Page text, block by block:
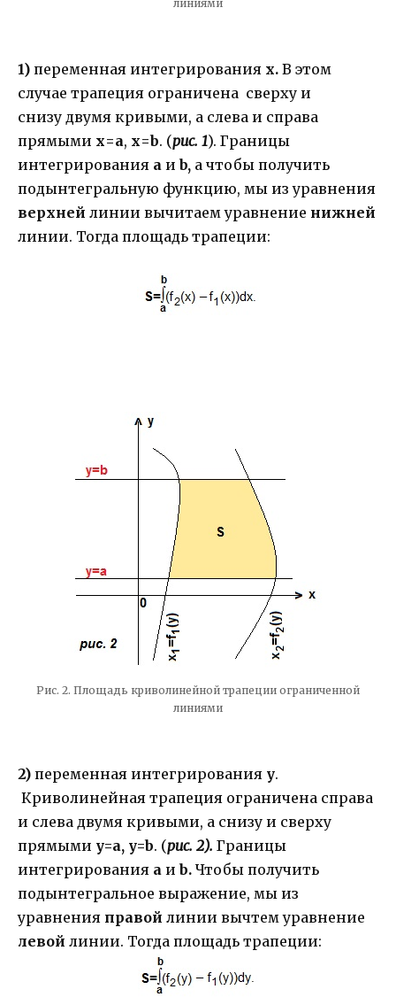
линиями
1) переменная интегрирования х. В этом
случае трапеция ограничена сверху и
снизу двумя кривыми, а слева и справа
прямыми х=а, х=b. (рис. 1). Границы
интегрирования a иb, а чтобы получить
подынтегральную функцию, мы из уравнения
верхней линии вычитаем уравнение нижней
линии. Тогда площадь трапеции:
Рис. 2. Площадь криволинейной трапеции ограниченной
линиями
2) переменная интегрирования у.
Криволинейная трапеция ограничена справа
и слева двумя кривыми, а снизу и сверху
прямыми y=a, y=b. (рис. 2). Границы
интегрирования a иb. Чтобы получить
подынтегральное выражение, мы из
уравнения правой линии вычтем уравнение
левой линии. Тогда площадь трапеции: